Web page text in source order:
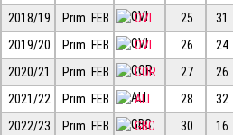
2018/19
Prim. FEB OVI 25 31
2019/20
Prim. FEB OVI 26 24
2020/21
Prim. FEB COR 27 26
2021/22
Prim. FEB ALI 28 32
2022/23
Prim. FEB GBC 30 16